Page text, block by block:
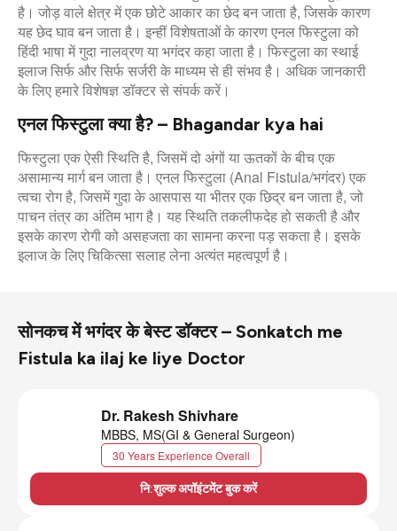
है। जोड़ वाले क्षेत्र में एक छोटे आकार का छेद बन जाता है, जिसके कारण
यह छेद घाव बन जाता है। इन्हीं विशेषताओं के कारण एनल फिस्टुला को
हिंदी भाषा में गुदा नालव्रण या भगंदर कहा जाता है। फिस्टुला का स्थाई
इलाज सिर्फ और सिर्फ सर्जरी के माध्यम से ही संभव है। अधिक जानकारी
के लिए हमारे विशेषज्ञ डॉक्टर से संपर्क करें।
एनल फिस्टुला क्या है? – Bhagandar kya hai
फिस्टुला एक ऐसी स्थिति है, जिसमें दो अंगों या ऊतकों के बीच एक
असामान्य मार्ग बन जाता है। एनल फिस्टुला (Anal Fistula/भगंदर) एक
त्वचा रोग है, जिसमें गुदा के आसपास या भीतर एक छिद्र बन जाता है, जो
पाचन तंत्र का अंतिम भाग है। यह स्थिति तकलीफदेह हो सकती है और
इसके कारण रोगी को असहजता का सामना करना पड़ सकता है। इसके
इलाज के लिए चिकित्सा सलाह लेना अत्यंत महत्वपूर्ण है।
सोनकच में भगंदर के बेस्ट डॉक्टर – Sonkatch me
Fistula ka ilaj ke liye Doctor
Dr. Rakesh Shivhare
MBBS, MS(GI & General Surgeon)
30 Years Experience Overall
नि:शुल्क अपॉइंटमेंट बुक करें